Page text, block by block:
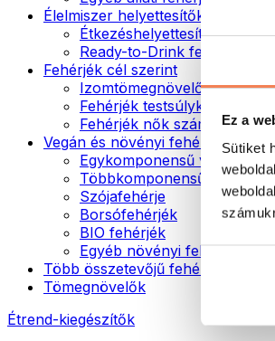
Ez a
Sütiket
Élelmiszer helyettesítők
Étkezéshelyettesítő porok
Ready-to-Drink fehérjeitalok
Fehérjék cél szerint
Izomtömegnövelők
Fehérjék testsúlykontroll
Fehérjék nők számára
Vegán és növényi fehérjék
Egykomponensű vegán
Többkomponensű vegán
Szójafehérje
Borsófehérjék
BIO fehérjék
Egyéb növényi fehérjék
Több összetevőjű fehérje
Tömegnövelők
Étrend-kiegészítők